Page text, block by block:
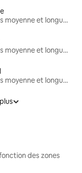
Locations moyenne et longue durée
Locations moyenne et longue durée
Locations moyenne et longue durée
des zones